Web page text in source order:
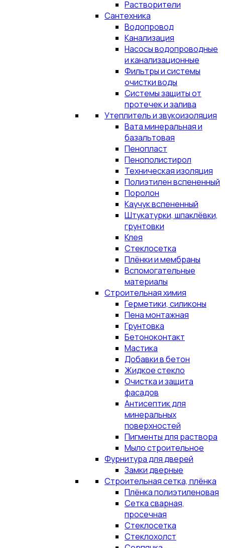
Растворители
Сантехника
Водопровод
Канализация
Насосы водопроводные
и канализационные
Фильтры и системы
очистки воды
Системы защиты от
протечек и залива
Утеплитель и звукоизоляция
Вата минеральная и
базальтовая
Пенопласт
Пенополистирол
Техническая изоляция
Полиэтилен вспененный
Поролон
Каучук вспененный
Штукатурки, шпаклёвки,
грунтовки
Клея
Стеклосетка
Плёнки и мембраны
Вспомогательные
материалы
Строительная химия
Герметики, силиконы
Пена монтажная
Грунтовка
Бетоноконтакт
Мастика
Добавки в бетон
Жидкое стекло
Очистка и защита
фасадов
Антисептик для
минеральных
поверхностей
Пигменты для раствора
Мыло строительное
Фурнитура для дверей
Замки дверные
Строительная сетка, плёнка
Плёнка полиэтиленовая
Сетка сварная,
просечная
Стеклосетка
Стеклохолст